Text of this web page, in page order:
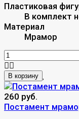
Пластиковая
В комплект
Материал
Мрамор
В корзину
260 руб.
Постамент